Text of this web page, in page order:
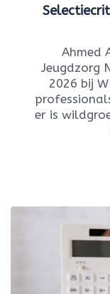
Ahmed
Jeugdzorg
2026 bij
er is